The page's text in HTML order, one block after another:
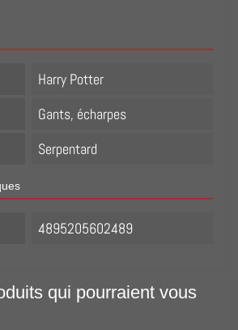
Harry Potter
Gants, écharpes
Serpentard
4895205602489
qui pourraient vous